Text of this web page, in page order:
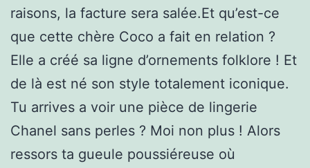
raisons, la facture sera salée.Et qu’est-ce
que cette chère Coco a fait en relation ?
Elle a créé sa ligne d’ornements folklore ! Et
de là est né son style totalement iconique.
Tu arrives a voir une pièce de lingerie
Chanel sans perles ? Moi non plus ! Alors
ressors ta gueule poussiéreuse où